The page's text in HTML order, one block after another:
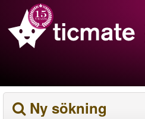
Ny sökning